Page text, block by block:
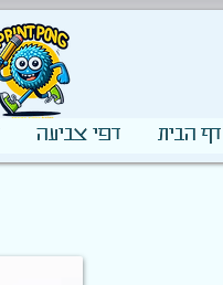
דף הבית דפי צביעה